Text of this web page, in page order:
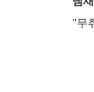
"무